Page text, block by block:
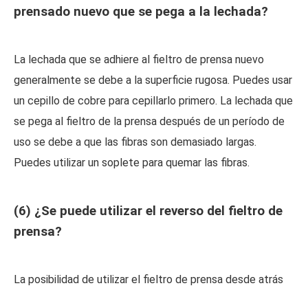
prensado nuevo que se pega a la lechada?
La lechada que se adhiere al fieltro de prensa nuevo
generalmente se debe a la superficie rugosa. Puedes usar
un cepillo de cobre para cepillarlo primero. La lechada que
se pega al fieltro de la prensa después de un período de
uso se debe a que las fibras son demasiado largas.
Puedes utilizar un soplete para quemar las fibras.
(6) ¿Se puede utilizar el reverso del fieltro de
prensa?
La posibilidad de utilizar el fieltro de prensa desde atrás